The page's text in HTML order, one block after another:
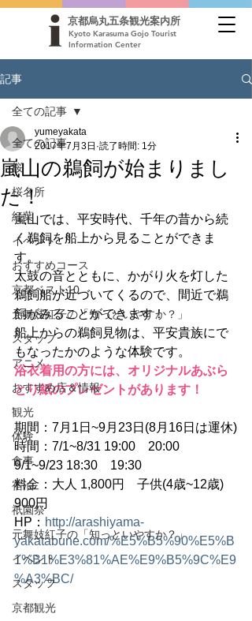
Kyoto Karasuma Gojo Tourist
Information Center
京都烏丸五条観光案内所
記事
全ての記事
桜
桜名所
紅葉
イベント
おすすめコース
京都ベスト10
元舞妓紅子の「知っといやすか？」
スタッフ
アニメ
おすすめ店＆情報
観光
体験
食事
宿泊
祇園祭
元舞妓紅子の「知っといやすか？」
イベント
スタッフ
京都観光
全ての記事
嵐山の鵜飼が始まりまし
た！
yumeyakata
2017年7月3日 読了時間: 1分
嵐山では、平安時代、千年の昔から続
く鵜飼を船上から見ることができま
す。
太鼓の音とともに、かがり火を灯した
鵜飼船が近づいてくるので、間近で鵜
飼がみることができます！
船上からの鵜飼見物は、平安貴族にで
もなったかのような体験です。
浴衣着用の方には、オリジナルあぶら
とり紙のプレゼントがあります！
期間：7月1日~9月23日(8月16日は運休)
時間：7/1~8/31 19:00　20:00
9/1~9/23 18:30　19:30
料金：大人 1,800円　子供(4歳~12歳)
900円
HP： http://arashiyama-
yakatabune.com/%E5%B5%90%E5%B
1%B1%E3%81%AE%E9%B5%9C%E9
%A3%BC/